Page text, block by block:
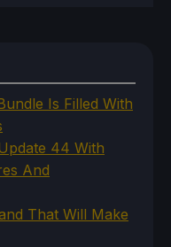
Is Filled With
44 With
And
That Will Make